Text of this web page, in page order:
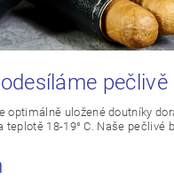
pečlivě
optimálně uložené doutníky
18-19° C. Naše pečlivé